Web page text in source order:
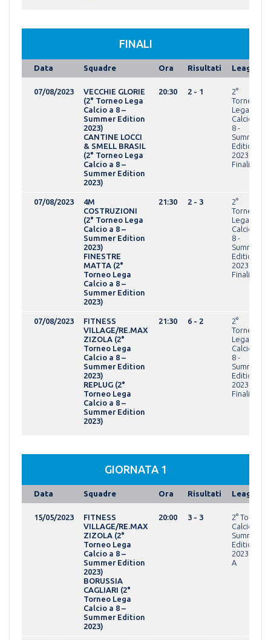
FINALI
Data Squadre Ora Risultati League
07/08/2023
VECCHIE GLORIE
(2° Torneo Lega
Calcio a 8 –
Summer Edition
2023)
CANTINE LOCCI
& SMELL BRASIL
(2° Torneo Lega
Calcio a 8 –
Summer Edition
2023)
20:30 2 - 1
2°
Torneo
Lega
Calcio a
8 -
Summer
Edition
2023Fasi
Finali
07/08/2023
4M
COSTRUZIONI
(2° Torneo Lega
Calcio a 8 –
Summer Edition
2023)
FINESTRE
MATTA (2°
Torneo Lega
Calcio a 8 –
Summer Edition
2023)
21:30 2 - 3
2°
Torneo
Lega
Calcio a
8 -
Summer
Edition
2023Fasi
Finali
07/08/2023
FITNESS
VILLAGE/RE.MAX
ZIZOLA (2°
Torneo Lega
Calcio a 8 –
Summer Edition
2023)
REPLUG (2°
Torneo Lega
Calcio a 8 –
Summer Edition
2023)
21:30 6 - 2
2°
Torneo
Lega
Calcio a
8 -
Summer
Edition
2023Fasi
Finali
GIORNATA 1
Data Squadre Ora Risultati League
15/05/2023
FITNESS
VILLAGE/RE.MAX
ZIZOLA (2°
Torneo Lega
Calcio a 8 –
Summer Edition
2023)
BORUSSIA
CAGLIARI (2°
Torneo Lega
Calcio a 8 –
Summer Edition
2023)
20:00 3 - 3
2° Torneo
Calcio a 8 -
Summer
Edition
A